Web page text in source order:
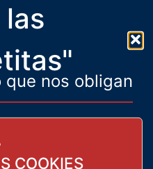
que nos obligan
COOKIES